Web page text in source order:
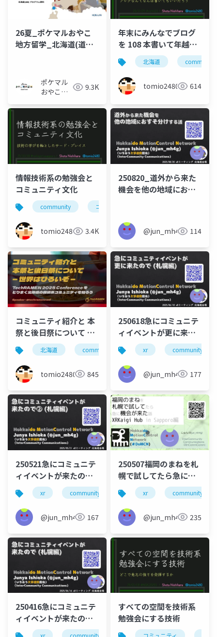
26夏_ポケマルおやこ
地方留学_北海道(道南)
ポケマル
おやこ地
9.3K
年末にみんなでブログ
を 108 本書いて年越し
蕎麦のための腹を空か
そう
北海道 community
tomio2480 614
情報技術系の勉強会と
コミュニティ文化
community コミュニティ
tomio2480 3.4K
250820_道外から来た
機会を他の地域におす
@jun_mh4g 114
コミュニティ紹介と 本
祭と後日祭について ―
世界はひろいぞ ―
TechRAMEN 2025
Conference を とりま
く北海道の技術系コミ
ュニティを知ろう
北海道 community 旭川 勉強会
tomio2480 845
250618急にコミュニテ
ィイベントが更に来た
ので(札幌編)
xr community
@jun_mh4g 177
250521急にコミュニテ
ィイベントが来たので
②
xr community domcn incommcomm
@jun_mh4g 167
250507福岡のまねを札
幌で試してたら急に機
会が来た話 XRKaigi
Hub in Sapporo編
xr community
@jun_mh4g235
250416急にコミュニテ
ィイベントが来たので
（札幌編）
すべての空間を技術系
勉強会にする技術